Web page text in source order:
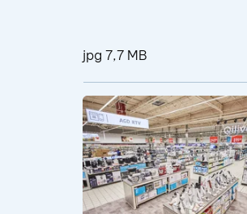
jpg 7,7 MB